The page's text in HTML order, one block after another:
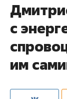
с
им